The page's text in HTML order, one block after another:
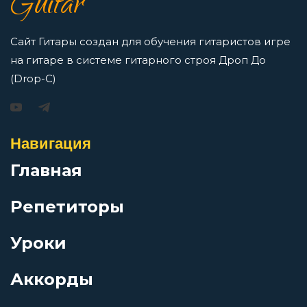
В твоём лице так мало красок
В фаворе у неба
Просмотров: 16413 чел.
Перейти
Игорь Растеряев — Безрукавочка: аккорды для
Просмотров: 15192 чел.
АукцЫон — Возле меня: аккорды для гитары
Перейти
Сайт Гитары создан для обучения гитаристов игре
на гитаре в системе гитарного строя Дроп До
(Drop-C)
Навигация
Главная
Репетиторы
Уроки
Аккорды